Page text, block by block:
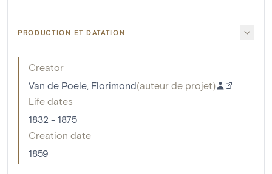
PRODUCTION ET DATATION
Creator
Van de Poele, Florimond(auteur de projet)
Life dates
1832 - 1875
Creation date
1859